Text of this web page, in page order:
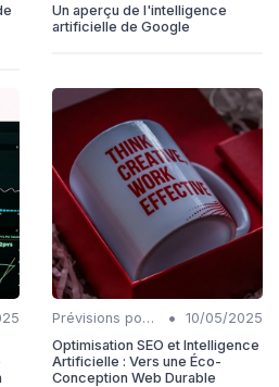
Un aperçu de l'intelligence
artificielle de Google
Prévisions pour l'intégration IA et SEO •
10/05/2025
Optimisation SEO et Intelligence
Artificielle : Vers une Éco-
Conception Web Durable